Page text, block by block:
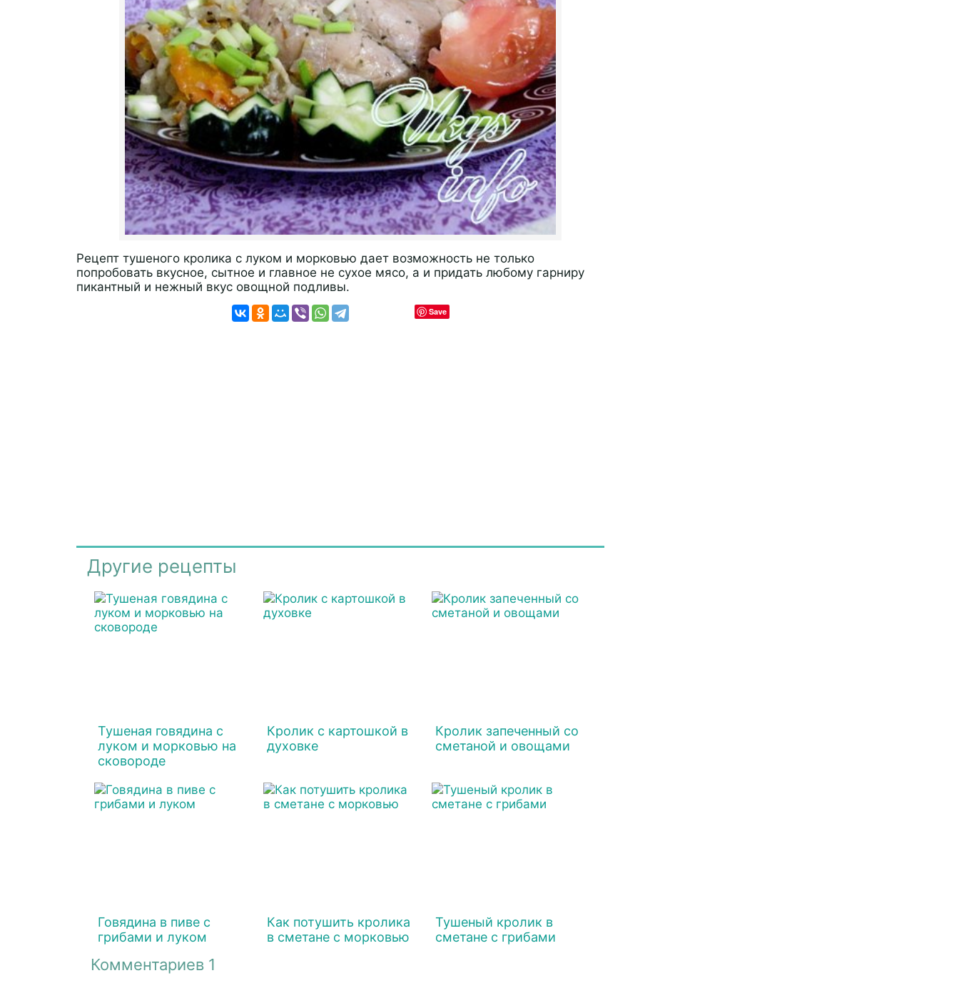
Рецепт тушеного кролика с луком и морковью дает возможность не только
попробовать вкусное, сытное и главное не сухое мясо, а и придать любому гарниру
пикантный и нежный вкус овощной подливы.
Save
Другие рецепты
Тушеная говядина с
луком и морковью на
сковороде
Кролик с картошкой в
духовке
Кролик запеченный со
сметаной и овощами
Говядина в пиве с
грибами и луком
Как потушить кролика
в сметане с морковью
Тушеный кролик в
сметане с грибами
Комментариев 1